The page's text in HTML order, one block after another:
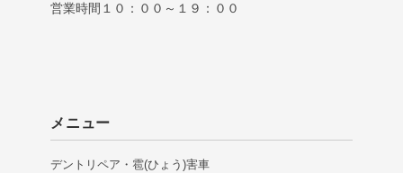
営業時間１０：００～１９：００
メニュー
デントリペア・雹(ひょう)害車